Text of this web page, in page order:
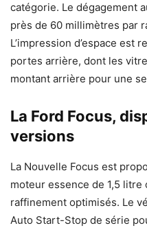
catégorie. Le dégagement
près de 60 millimètres par
L’impression d’espace est
portes arrière, dont les
montant arrière pour une
La Ford Focus,
versions
La Nouvelle Focus est
moteur essence de 1,5
raffinement optimisés. Le
Auto Start-Stop de série